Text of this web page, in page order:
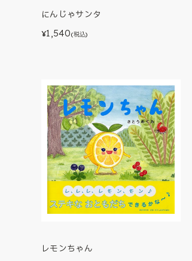
にんじゃサンタ
¥1,540(税込)
レモンちゃん